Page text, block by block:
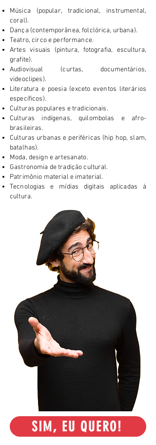
Música (popular, tradicional, instrumental,
coral).
Dança (contemporânea, folclórica, urbana).
Teatro, circo e performance.
Artes visuais (pintura, fotografia, escultura,
grafite).
Audiovisual (curtas, documentários,
videoclipes).
Literatura e poesia (exceto eventos literários
específicos).
Culturas populares e tradicionais.
Culturas indígenas, quilombolas e afro-
brasileiras.
Culturas urbanas e periféricas (hip hop, slam,
batalhas).
Moda, design e artesanato.
Gastronomia de tradição cultural.
Patrimônio material e imaterial.
Tecnologias e mídias digitais aplicadas à
cultura.
SIM, EU QUERO!